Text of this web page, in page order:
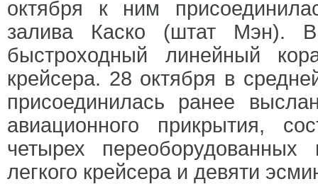
октября к ним
залива Каско (штат Мэн).
быстроходный линейный
крейсера. 28 октября в
присоединилась ранее
авиационного прикрытия,
четырех переоборудованных
легкого крейсера и девяти